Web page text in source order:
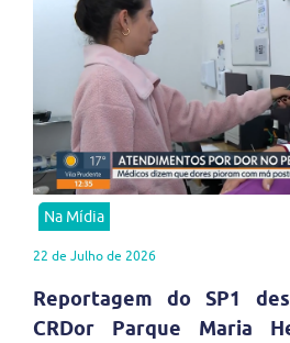
Na Mídia
22 de Julho de 2026
Reportagem do SP1
CRDor Parque Maria